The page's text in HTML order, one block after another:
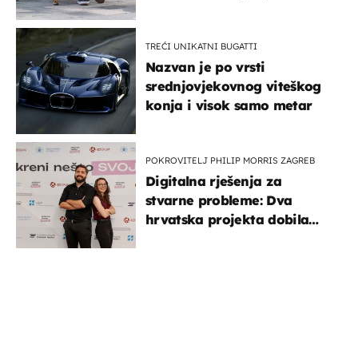
TREĆI UNIKATNI BUGATTI
Nazvan je po vrsti
srednjovjekovnog viteškog
konja i visok samo metar
POKROVITELJ PHILIP MORRIS ZAGREB
Digitalna rješenja za
stvarne probleme: Dva
hrvatska projekta dobila